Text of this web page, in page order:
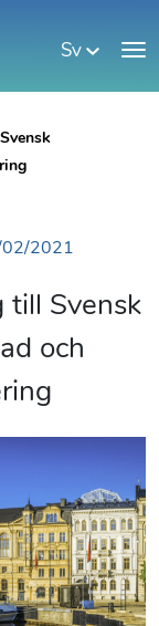
Sv
2021
till Svensk
och